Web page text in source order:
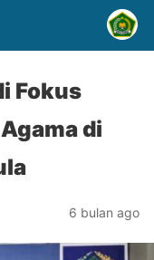
Fokus
di
6 bulan ago